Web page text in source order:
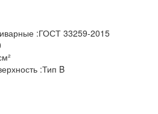
:ГОСТ 33259-2015
:Тип B